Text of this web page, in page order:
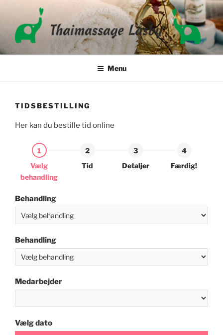
indhold
THAIMASSAGE LÅSBY
Menu
TIDSBESTILLING
Her kan du bestille tid online
Vælg
behandling
Tid Detaljer Færdig!
Behandling
Behandling
Medarbejder
Vælg dato